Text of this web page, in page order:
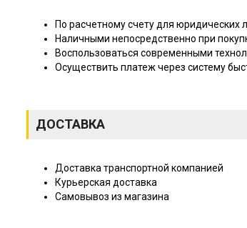
По расчетному счету для юридических
Наличными непосредственно при
Воспользоваться современными
Осуществить платеж через систему
ДОСТАВКА
Доставка транспортной компанией
Курьерская доставка
Самовывоз из магазина